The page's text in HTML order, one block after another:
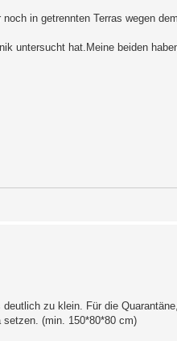
in getrennten Terras wegen
untersucht hat.Meine beiden
zu klein. Für die
(min. 150*80*80 cm)